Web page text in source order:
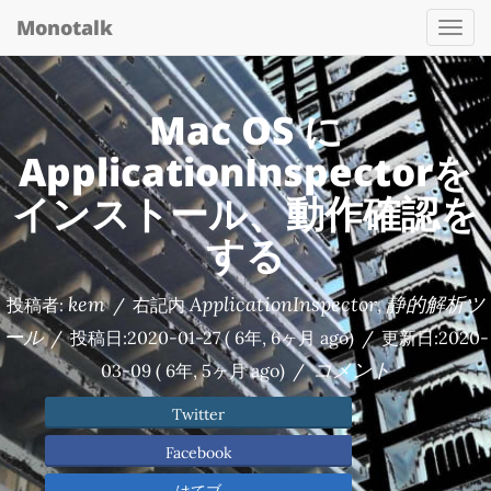
Monotalk
Mac OS に
ApplicationInspectorを
インストール、動作確認を
する
投稿者:kem / 右記内ApplicationInspector,静的解析ツ
ール / 投稿日:2020-01-27( 6年, 6ヶ月 ago) / 更新日:2020-
03-09( 6年, 5ヶ月 ago) / コメント
Twitter
Facebook